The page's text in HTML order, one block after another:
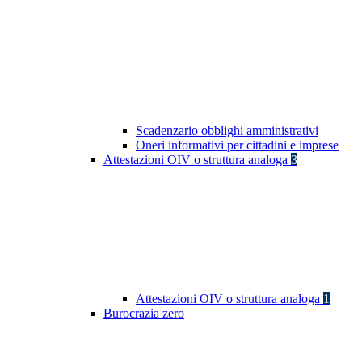
Scadenzario obblighi amministrativi
Oneri informativi per cittadini e imprese
Attestazioni OIV o struttura analoga 3
Attestazioni OIV o struttura analoga 1
Burocrazia zero